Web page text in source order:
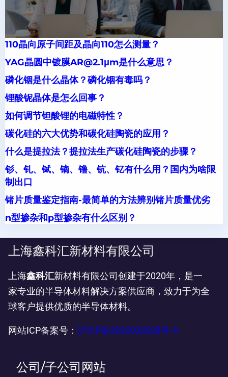
110晶向原子间距及晶向110怎么测量？
YAG晶圆中镀膜AR@2.1μm是什么意思？
磷化铟是什么晶体？磷化铟有毒吗？
锂酸铌晶体是怎么回事？
如何调节钽酸锂的电磁特性？
碳化硅的六大优势和碳化硅陶瓷的应用？
什么是提拉法？提拉法生产碳化硅陶瓷的步骤？
钐、钆、铽、镝、镥、钪、钇有什么用？国内为啥限
制出口
锗片质量鉴定指南-最简单的方法辨别锗片质量优劣
n型掺杂和p型掺杂有什么区别？
上海鑫科汇新材料有限公司
上海鑫科汇新材料有限公司创建于2020年，是一
家专业的半导体材料解决方案供应商，致力于为全
球客户提供优质的半导体材料。
网站ICP备案号： 沪ICP备2022022028号-4
公司/子公司网站